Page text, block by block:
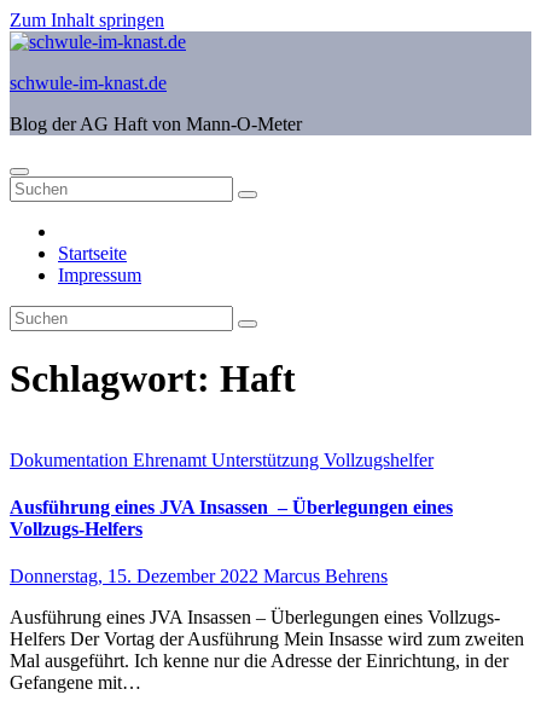
Zum Inhalt springen
schwule-im-knast.de
Blog der AG Haft von Mann-O-Meter
Startseite
Impressum
Schlagwort: Haft
Dokumentation Ehrenamt Unterstützung Vollzugshelfer
Ausführung eines JVA Insassen – Überlegungen eines
Vollzugs-Helfers
Donnerstag, 15. Dezember 2022 Marcus Behrens
Ausführung eines JVA Insassen – Überlegungen eines Vollzugs-
Helfers Der Vortag der Ausführung Mein Insasse wird zum zweiten
Mal ausgeführt. Ich kenne nur die Adresse der Einrichtung, in der
Gefangene mit…